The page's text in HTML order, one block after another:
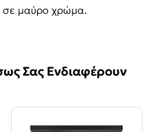
σε μαύρο χρώμα.
Σας Ενδιαφέρουν